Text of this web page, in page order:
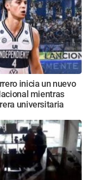
inicia un nuevo
mientras
universitaria